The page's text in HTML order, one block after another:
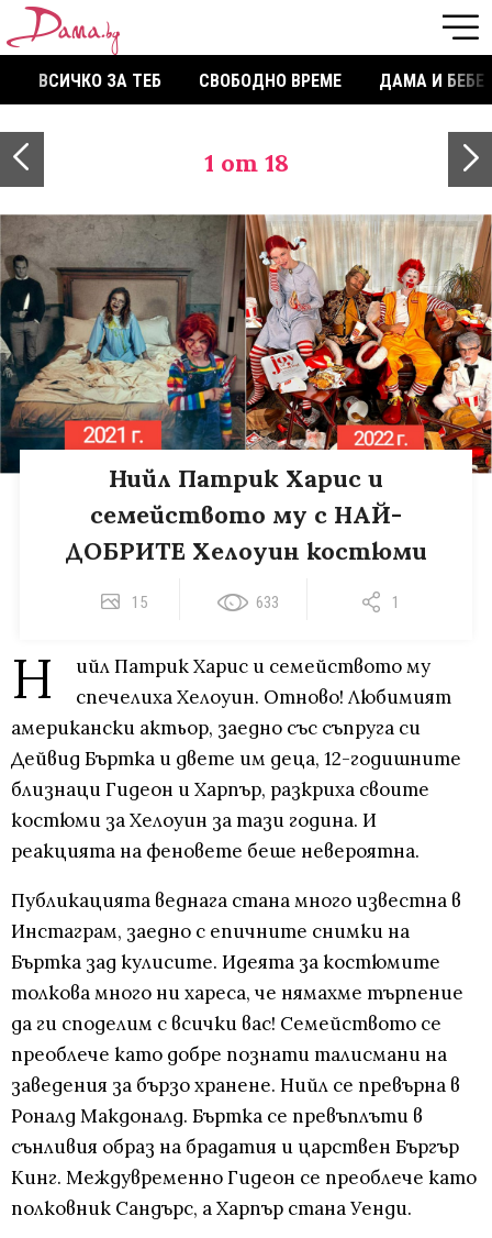
ВСИЧКО ЗА ТЕБ СВОБОДНО ВРЕМЕ ДАМА И БЕБЕ
1 от 18
Нийл Патрик Харис и
семейството му с НАЙ-
ДОБРИТЕ Хелоуин костюми
15 633 1
Н
ийл Патрик Харис и семейството му
спечелиха Хелоуин. Отново! Любимият
американски актьор, заедно със съпруга си
Дейвид Бъртка и двете им деца, 12-годишните
близнаци Гидеон и Харпър, разкриха своите
костюми за Хелоуин за тази година. И
реакцията на феновете беше невероятна.
Публикацията веднага стана много известна в
Инстаграм, заедно с епичните снимки на
Бъртка зад кулисите. Идеята за костюмите
толкова много ни хареса, че нямахме търпение
да ги споделим с всички вас! Семейството се
преоблече като добре познати талисмани на
заведения за бързо хранене. Нийл се превърна в
Роналд Макдоналд. Бъртка се превъплъти в
сънливия образ на брадатия и царствен Бъргър
Кинг. Междувременно Гидеон се преоблече като
полковник Сандърс, а Харпър стана Уенди.